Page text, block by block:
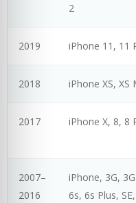
2
2019 iPhone 11, 11
2018 iPhone XS, XS
2017 iPhone X, 8, 8
2007–
2016
iPhone, 3G,
6s, 6s Plus,